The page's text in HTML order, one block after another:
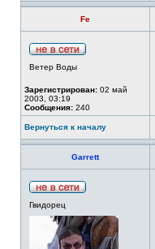
Fe
Ветер Воды
Зарегистрирован: 02 май
2003, 03:19
Сообщения: 240
Вернуться к началу
Garrett
Гвидорец